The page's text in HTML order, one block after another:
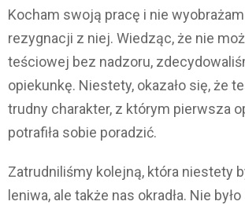
Kocham swoją pracę i nie
rezygnacji z niej. Wiedząc, że nie
teściowej bez nadzoru,
opiekunkę. Niestety, okazało się, że
trudny charakter, z którym pierwsza
potrafiła sobie poradzić.
Zatrudniliśmy kolejną, która niestety
leniwa, ale także nas okradła. Nie